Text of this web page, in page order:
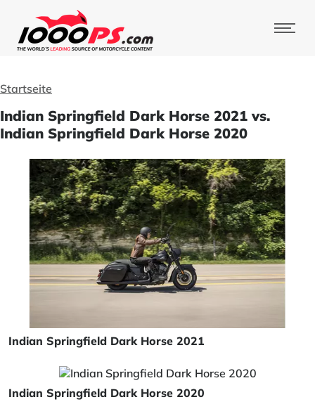
Startseite
Indian Springfield Dark Horse 2021 vs.
Indian Springfield Dark Horse 2020
Indian Springfield Dark Horse 2021
Indian Springfield Dark Horse 2020